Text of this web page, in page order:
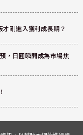
剛進入獲利成長期？
，日圓瞬間成為市場焦